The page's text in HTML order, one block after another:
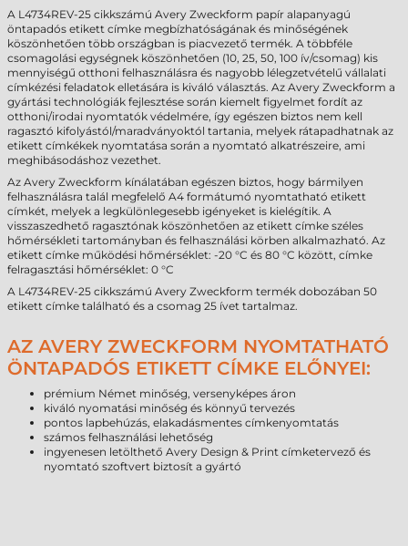
A L4734REV-25 cikkszámú Avery Zweckform papír alapanyagú
öntapadós etikett címke megbízhatóságának és minőségének
köszönhetően több országban is piacvezető termék. A többféle
csomagolási egységnek köszönhetően (10, 25, 50, 100 ív/csomag) kis
mennyiségű otthoni felhasználásra és nagyobb lélegzetvételű vállalati
címkézési feladatok elletására is kiváló választás. Az Avery Zweckform a
gyártási technológiák fejlesztése során kiemelt figyelmet fordít az
otthoni/irodai nyomtatók védelmére, így egészen biztos nem kell
ragasztó kifolyástól/maradványoktól tartania, melyek rátapadhatnak az
etikett címkékek nyomtatása során a nyomtató alkatrészeire, ami
meghibásodáshoz vezethet.
Az Avery Zweckform kínálatában egészen biztos, hogy bármilyen
felhasználásra talál megfelelő A4 formátumó nyomtatható etikett
címkét, melyek a legkülönlegesebb igényeket is kielégítik. A
visszaszedhető ragasztónak köszönhetően az etikett címke széles
hőmérsékleti tartományban és felhasználási körben alkalmazható. Az
etikett címke működési hőmérséklet: -20 °C és 80 °C között, címke
felragasztási hőmérséklet: 0 °C
A L4734REV-25 cikkszámú Avery Zweckform termék dobozában 50
etikett címke található és a csomag 25 ívet tartalmaz.
AZ AVERY ZWECKFORM NYOMTATHATÓ
ÖNTAPADÓS ETIKETT CÍMKE ELŐNYEI:
prémium Német minőség, versenyképes áron
kiváló nyomatási minőség és könnyű tervezés
pontos lapbehúzás, elakadásmentes címkenyomtatás
számos felhasználási lehetőség
ingyenesen letölthető Avery Design & Print címketervező és
nyomtató szoftvert biztosít a gyártó